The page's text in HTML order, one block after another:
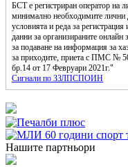
БСТ е регистриран оператор на
минимално необходимите лични
условията и реда за
данни за организираните онлайн
за подаване на информация за
за приходите, приета с ПМС №
бр.14 от 17 Февруари 2021г."
Сигнали по ЗЗЛПСПОИН
Нашите партньори